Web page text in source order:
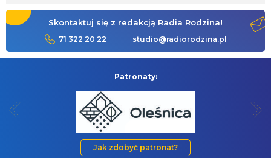
Skontaktuj się z redakcją Radia Rodzina!
71 322 20 22 studio@radiorodzina.pl
Patronaty:
Jak zdobyć patronat?